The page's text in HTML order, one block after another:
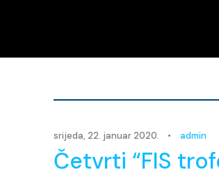
srijeda, 22. januar 2020. • admin
Četvrti “FIS